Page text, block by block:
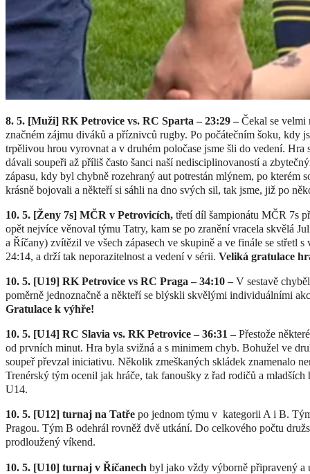
8. 5. [Muži] RK Petrovice vs. RC Sparta – 23:29 –Čekal se velmi
značném zájmu diváků a příznivců rugby. Po počátečním šoku, kdy
trpělivou hrou vyrovnat a v druhém poločase jsme šli do vedení. Hra
dávali soupeři až příliš často šanci naší nedisciplinovaností a
zápasu, kdy byl chybně rozehraný aut potrestán mlýnem, po kterém
krásně bojovali a někteří si sáhli na dno svých sil, tak jsme, již po
10. 5. [Ženy 7s] MČR v Petrovicích, třetí díl šampionátu MČR 7s
opět nejvíce věnoval týmu Tatry, kam se po zranění vracela skvělá
a Říčany) zvítězil ve všech zápasech ve skupině a ve finále se střetl
24:14, a drží tak neporazitelnost a vedení v sérii. Veliká gratulace
10. 5. [U19] RK Petrovice vs RC Praga – 34:10 –V sestavě
poměrně jednoznačně a někteří se blýskli skvělými individuálními
Gratulace k výhře!
10. 5. [U14] RC Slavia vs. RK Petrovice – 36:31 –Přestože
od prvních minut. Hra byla svižná a s minimem chyb. Bohužel ve
soupeř převzal iniciativu. Několik zmeškaných skládek znamenalo
Trenérský tým ocenil jak hráče, tak fanoušky z řad rodičů a
U14.
10. 5. [U12] turnaj na Tatře po jednom týmu v kategorii A i B.
Pragou. Tým B odehrál rovněž dvě utkání. Do celkového počtu
prodloužený víkend.
10. 5. [U10] turnaj v Říčanech byl jako vždy výborně připravený